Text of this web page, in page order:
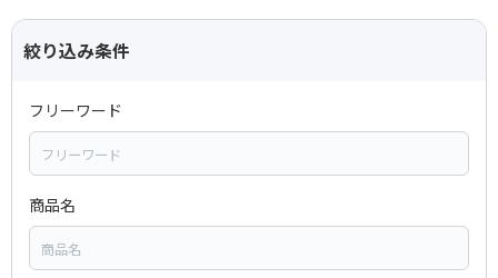
絞り込み条件
フリーワード
商品名